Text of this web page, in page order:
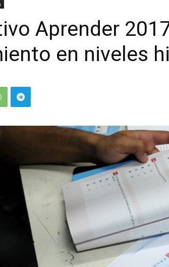
Aprender
en niveles